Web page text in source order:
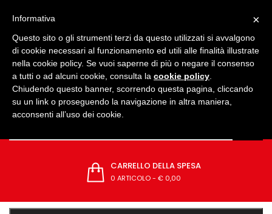
CARRELLO DELLA SPESA
0 ARTICOLO- € 0,00
×
Informativa
Questo sito o gli strumenti terzi da questo utilizzati si avvalgono
di cookie necessari al funzionamento ed utili alle finalità illustrate
nella cookie policy. Se vuoi saperne di più o negare il consenso
a tutti o ad alcuni cookie, consulta la cookie policy
Chiudendo questo banner, scorrendo questa pagina, cliccando
su un link o proseguendo la navigazione in altra maniera,
acconsenti all’uso dei cookie.